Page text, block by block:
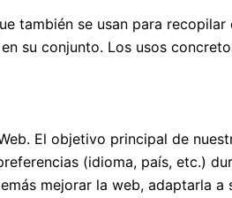
también se usan para
su conjunto. Los usos
El objetivo principal de
(idioma, país, etc.)
mejorar la web, adaptarla a